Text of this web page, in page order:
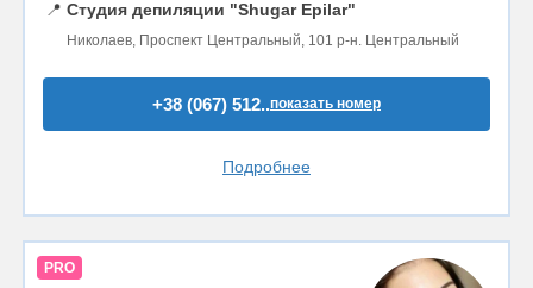
📍 Студия депиляции "Shugar Epilar"
Николаев, Проспект Центральный, 101 р-н. Центральный
+38 (067) 512..показать номер
Подробнее
PRO